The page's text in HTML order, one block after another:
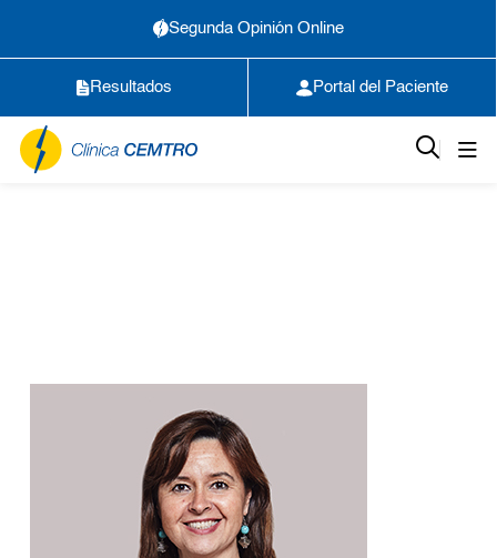
Segunda Opinión Online
Resultados Portal del Paciente